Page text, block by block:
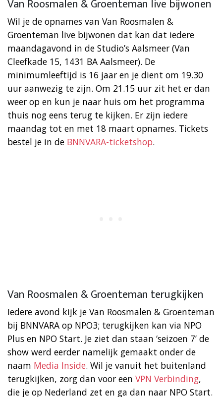
Van Roosmalen & Groenteman live bijwonen
Wil je de opnames van Van Roosmalen &
Groenteman live bijwonen dat kan dat iedere
maandagavond in de Studio’s Aalsmeer (Van
Cleefkade 15, 1431 BA Aalsmeer). De
minimumleeftijd is 16 jaar en je dient om 19.30
uur aanwezig te zijn. Om 21.15 uur zit het er dan
weer op en kun je naar huis om het programma
thuis nog eens terug te kijken. Er zijn iedere
maandag tot en met 18 maart opnames. Tickets
bestel je in de BNNVARA-ticketshop.
Van Roosmalen & Groenteman terugkijken
Iedere avond kijk je Van Roosmalen & Groenteman
bij BNNVARA op NPO3; terugkijken kan via NPO
Plus en NPO Start. Je ziet dan staan ‘seizoen 7’ de
show werd eerder namelijk gemaakt onder de
naam Media Inside. Wil je vanuit het buitenland
terugkijken, zorg dan voor een VPN Verbinding,
die je op Nederland zet en ga dan naar NPO Start.